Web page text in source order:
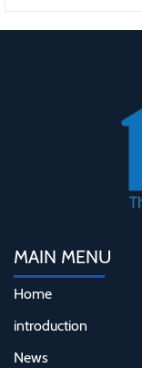
MAIN MENU
Home
introduction
News